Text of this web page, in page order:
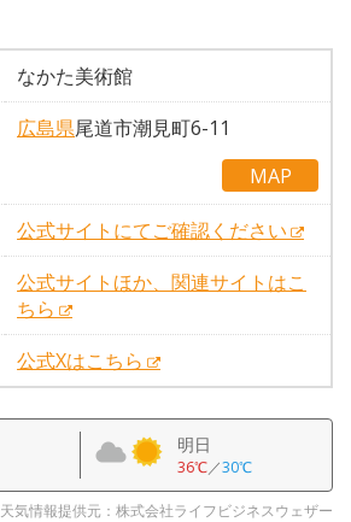
なかた美術館
広島県尾道市潮見町6-11
MAP
公式サイトにてご確認ください
公式サイトほか、関連サイトはこ
ちら
公式Xはこちら
明日
36℃／30℃
天気情報提供元：株式会社ライフビジネスウェザー